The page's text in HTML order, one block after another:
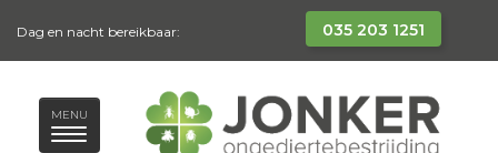
Dag en nacht bereikbaar: 035 203 1251
MENU